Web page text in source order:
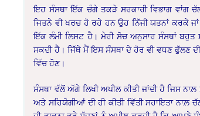
ਇਹ ਸੰਸਥਾ ਇੱਕ ਚੰਗੇ ਤਕੜੇ ਸਰਕਾਰੀ ਵਿਭਾਗ ਵਾਂਗ
ਜਿਤਨੇ ਵੀ ਖਰਚ ਹੋ ਰਹੇ ਹਨ ਉਹ ਨਿੱਜੀ ਯਤਨਾਂ ਕਰਕੇ
ਇੱਕ ਲੰਮੀ ਲਿਸਟ ਹੈ। ਮੇਰੀ ਸੋਚ ਅਨੁਸਾਰ ਸੰਸਥਾਂ
ਸਕਦੀ ਹੈ। ਜਿੱਥੇ ਮੈਂ ਇਸ ਸੰਸਥਾ ਦੇ ਹੋਰ ਵੀ ਵਧਣ ਫੁੱਲਣ
ਵਿੱਚ ਹੋਣ।
ਸੰਸਥਾ ਵੱਲੋਂ ਅੱਗੇ ਲਿਖੀ ਅਪੀਲ ਕੀਤੀ ਜਾਂਦੀ ਹੈ ਜਿਸ
ਅਤੇ ਸਹਿਯੋਗੀਆਂ ਦੀ ਹੀ ਕੀਤੀ ਵਿੱਤੀ ਸਹਾਇਤਾ